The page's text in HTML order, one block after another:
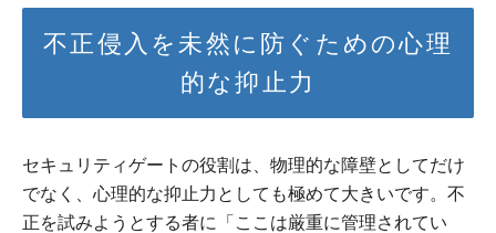
不正侵入を未然に防ぐための心理
的な抑止力
セキュリティゲートの役割は、物理的な障壁としてだけ
でなく、心理的な抑止力としても極めて大きいです。不
正を試みようとする者に「ここは厳重に管理されてい